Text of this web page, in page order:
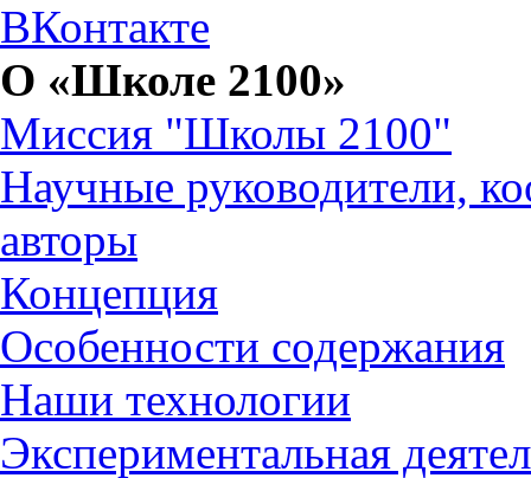
ВКонтакте
О «Школе 2100»
Миссия "Школы 2100"
Научные руководители,
авторы
Концепция
Особенности содержания
Наши технологии
Экспериментальная